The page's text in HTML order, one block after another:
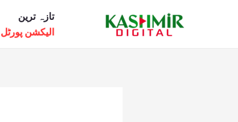
تازہ ترین
الیکشن پورٹل 26